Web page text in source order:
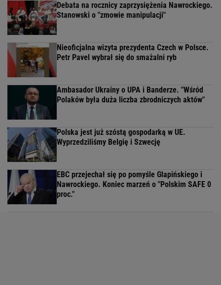
Debata na rocznicy zaprzysiężenia Nawrockiego.
Stanowski o "zmowie manipulacji"
Nieoficjalna wizyta prezydenta Czech w Polsce.
Petr Pavel wybrał się do smażalni ryb
Ambasador Ukrainy o UPA i Banderze. "Wśród
Polaków była duża liczba zbrodniczych aktów"
Polska jest już szóstą gospodarką w UE.
Wyprzedziliśmy Belgię i Szwecję
EBC przejechał się po pomyśle Glapińskiego i
Nawrockiego. Koniec marzeń o "Polskim SAFE 0
proc."